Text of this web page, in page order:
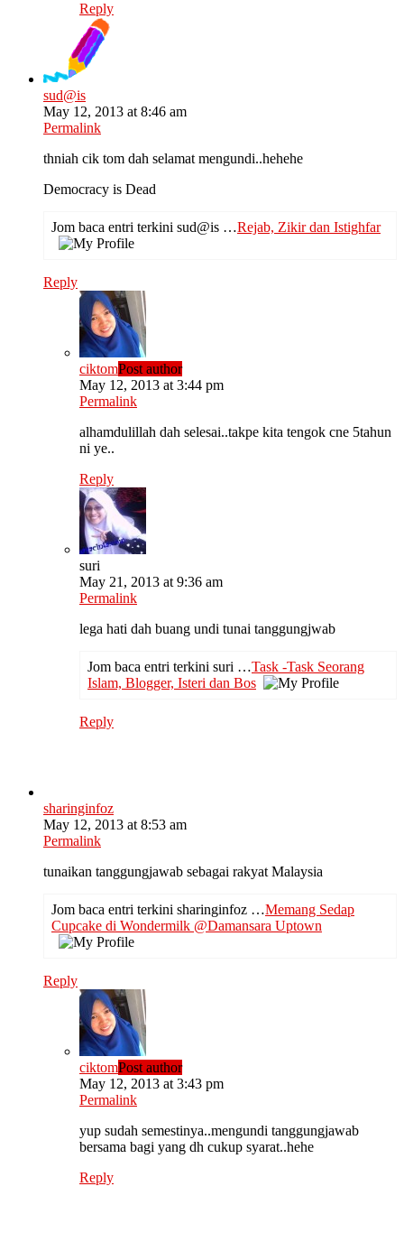
Reply
sud@is
May 12, 2013 at 8:46 am
Permalink
thniah cik tom dah selamat mengundi..hehehe
Democracy is Dead
Jom baca entri terkini sud@is …Rejab, Zikir dan Istighfar
Reply
ciktomPost author
May 12, 2013 at 3:44 pm
Permalink
alhamdulillah dah selesai..takpe kita tengok cne 5tahun
ni ye..
Reply
suri
May 21, 2013 at 9:36 am
Permalink
lega hati dah buang undi tunai tanggungjwab
Jom baca entri terkini suri …Task -Task Seorang
Islam, Blogger, Isteri dan Bos
Reply
sharinginfoz
May 12, 2013 at 8:53 am
Permalink
tunaikan tanggungjawab sebagai rakyat Malaysia
Jom baca entri terkini sharinginfoz …Memang Sedap
Cupcake di Wondermilk @Damansara Uptown
Reply
ciktomPost author
May 12, 2013 at 3:43 pm
Permalink
yup sudah semestinya..mengundi tanggungjawab
bersama bagi yang dh cukup syarat..hehe
Reply